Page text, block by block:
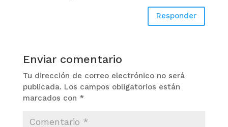
Responder
Enviar comentario
Tu dirección de correo electrónico no será
publicada. Los campos obligatorios están
marcados con *